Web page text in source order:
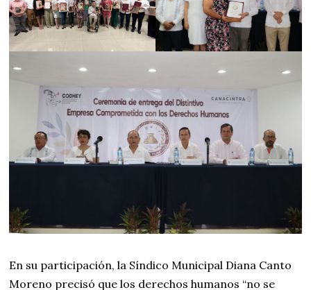
En su participación, la Síndico Municipal Diana Canto
Moreno precisó que los derechos humanos “no se